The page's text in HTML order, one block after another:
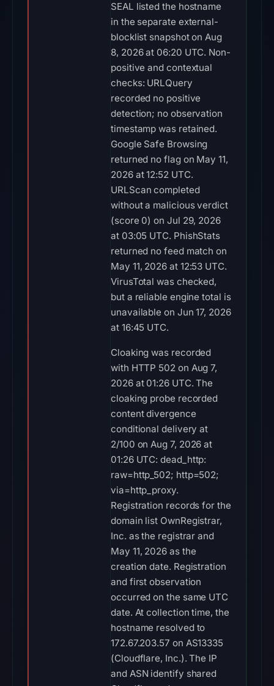
SEAL listed the hostname
in the separate external-
blocklist snapshot on Aug
8, 2026 at 06:20 UTC. Non-
positive and contextual
checks: URLQuery
recorded no positive
detection; no observation
timestamp was retained.
Google Safe Browsing
returned no flag on May 11,
2026 at 12:52 UTC.
URLScan completed
without a malicious verdict
(score 0) on Jul 29, 2026
at 03:05 UTC. PhishStats
returned no feed match on
May 11, 2026 at 12:53 UTC.
VirusTotal was checked,
but a reliable engine total is
unavailable on Jun 17, 2026
at 16:45 UTC.
Cloaking was recorded
with HTTP 502 on Aug 7,
2026 at 01:26 UTC. The
cloaking probe recorded
content divergence
conditional delivery at
2/100 on Aug 7, 2026 at
01:26 UTC: dead_http:
raw=http_502; http=502;
via=http_proxy.
Registration records for the
domain list OwnRegistrar,
Inc. as the registrar and
May 11, 2026 as the
creation date. Registration
and first observation
occurred on the same UTC
date. At collection time, the
hostname resolved to
172.67.203.57 on AS13335
(Cloudflare, Inc.). The IP
and ASN identify shared